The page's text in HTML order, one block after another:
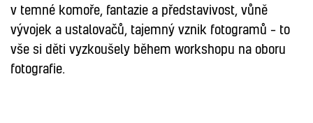
v temné komoře, fantazie a představivost, vůně
vývojek a ustalovačů, tajemný vznik fotogramů – to
vše si děti vyzkoušely během workshopu na oboru
fotografie.